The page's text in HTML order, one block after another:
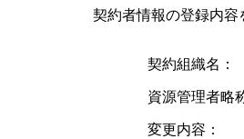
契約者情報の登録内容
      契約組織名：
資源管理者略
      変更内容：